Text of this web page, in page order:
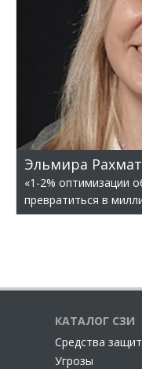
Эльмира
«1-2% оптимизации
превратиться в
КАТАЛОГ СЗИ
Cредства
Угрозы